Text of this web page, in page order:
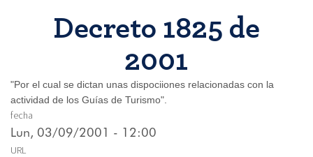
Decreto 1825 de
2001
"Por el cual se dictan unas dispociiones relacionadas con la
actividad de los Guías de Turismo".
fecha
Lun, 03/09/2001 - 12:00
URL